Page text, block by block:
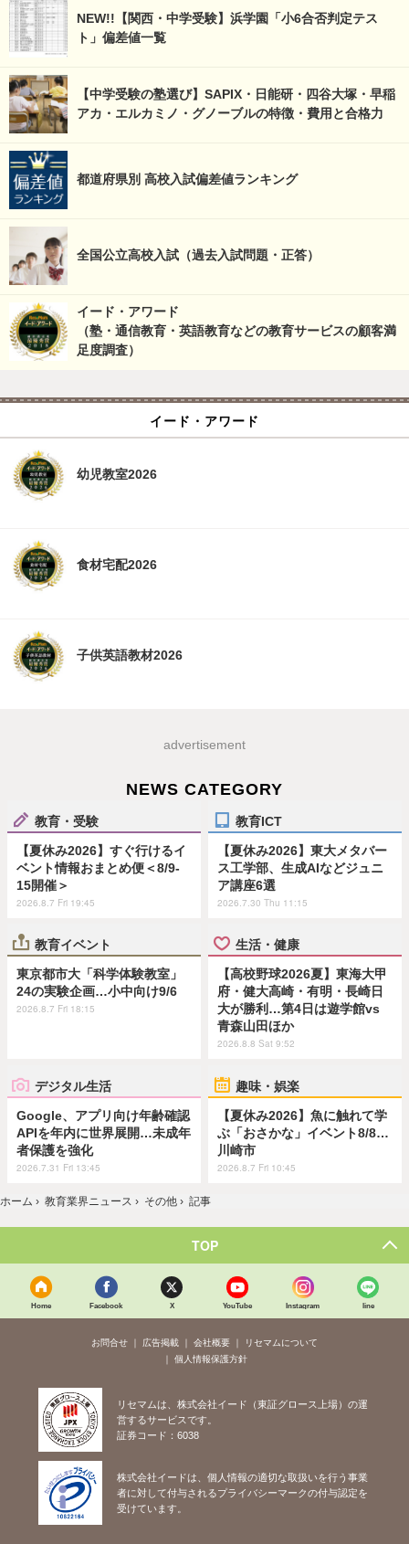
NEW!!【関西・中学受験】浜学園「小6合否判定テス
ト」偏差値一覧
【中学受験の塾選び】SAPIX・日能研・四谷大塚・早稲
アカ・エルカミノ・グノーブルの特徴・費用と合格力
都道府県別 高校入試偏差値ランキング
全国公立高校入試（過去入試問題・正答）
イード・アワード
（塾・通信教育・英語教育などの教育サービスの顧客満
足度調査）
イード・アワード
幼児教室2026
食材宅配2026
子供英語教材2026
advertisement
NEWS CATEGORY
教育・受験
【夏休み2026】すぐ行けるイ
ベント情報おまとめ便＜8/9-
15開催＞
2026.8.7 Fri 19:45
教育ICT
【夏休み2026】東大メタバー
ス工学部、生成AIなどジュニ
ア講座6選
2026.7.30 Thu 11:15
教育イベント
東京都市大「科学体験教室」
24の実験企画…小中向け9/6
2026.8.7 Fri 18:15
生活・健康
【高校野球2026夏】東海大甲
府・健大高崎・有明・長崎日
大が勝利…第4日は遊学館vs
青森山田ほか
2026.8.8 Sat 9:52
デジタル生活
Google、アプリ向け年齢確認
APIを年内に世界展開…未成年
者保護を強化
2026.7.31 Fri 13:45
趣味・娯楽
【夏休み2026】魚に触れて学
ぶ「おさかな」イベント8/8…
川崎市
2026.8.7 Fri 10:45
ホーム › 教育業界ニュース › その他 › 記事
TOP
Home Facebook X YouTube Instagram line
お問合せ 広告掲載 会社概要
リセマムについて
個人情報保護方針
リセマムは、株式会社イード（東証グロース上場）の運
営するサービスです。
証券コード：6038
株式会社イードは、個人情報の適切な取扱いを行う事業
者に対して付与されるプライバシーマークの付与認定を
受けています。